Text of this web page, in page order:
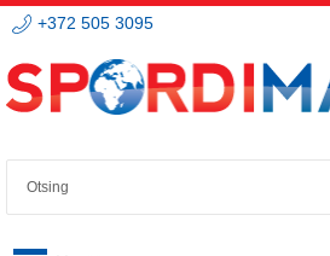
+372 505 3095